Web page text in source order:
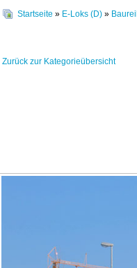
Startseite » E-Loks (D) »
Zurück zur Kategorieübersicht